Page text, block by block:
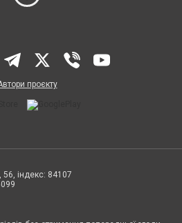
проєкту
56, індекс: 84107